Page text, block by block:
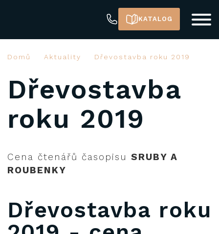
KATALOG
Domů Aktuality Dřevostavba roku 2019
Dřevostavba
roku 2019
Cena čtenářů časopisu SRUBY A
ROUBENKY
Dřevostavba roku